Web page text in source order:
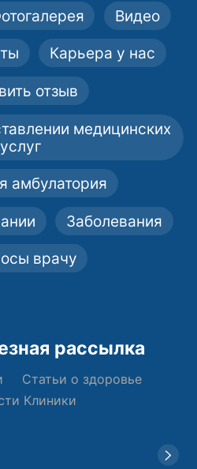
Видео
Карьера у нас
отзыв
медицинских
услуг
амбулатория
Заболевания
врачу
рассылка
Статьи о здоровье
Клиники